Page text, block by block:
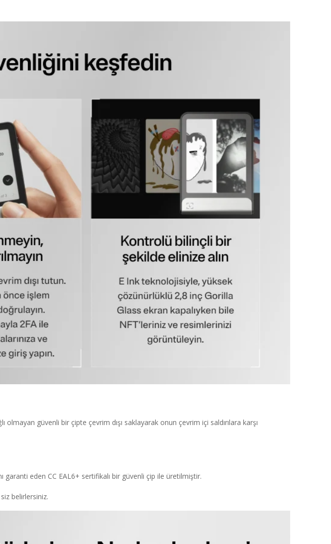
güvenli bir çipte çevrim dışı saklayarak onun çevrim içi saldırılara karşı
garanti eden CC EAL6+ sertifikalı bir güvenli çip ile üretilmiştir.
belirlersiniz.